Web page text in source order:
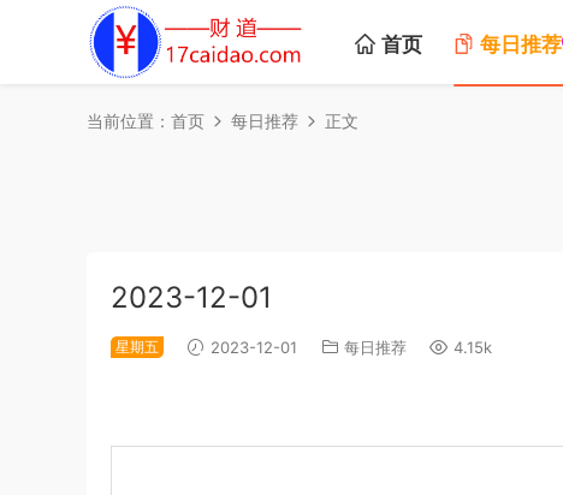
首页 每日推荐
当前位置： 首页 每日推荐 正文
2023-12-01
星期五 2023-12-01 每日推荐 4.15k